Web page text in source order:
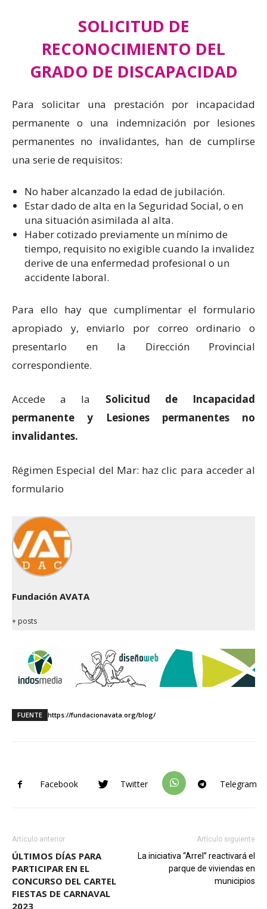
SOLICITUD DE
RECONOCIMIENTO DEL
GRADO DE DISCAPACIDAD
Para solicitar una prestación por incapacidad
permanente o una indemnización por lesiones
permanentes no invalidantes, han de cumplirse
una serie de requisitos:
No haber alcanzado la edad de jubilación.
Estar dado de alta en la Seguridad Social, o en
una situación asimilada al alta.
Haber cotizado previamente un mínimo de
tiempo, requisito no exigible cuando la invalidez
derive de una enfermedad profesional o un
accidente laboral.
Para ello hay que cumplimentar el formulario
apropiado y, enviarlo por correo ordinario o
presentarlo en la Dirección Provincial
correspondiente.
Accede a la Solicitud de Incapacidad
permanente y Lesiones permanentes no
invalidantes.
Régimen Especial del Mar: haz clic para acceder al
formulario
Fundación AVATA
+ posts
FUENTE https://fundacionavata.org/blog/
Facebook Twitter Telegram
Artículo anterior
ÚLTIMOS DÍAS PARA
PARTICIPAR EN EL
CONCURSO DEL CARTEL
FIESTAS DE CARNAVAL
2023
Artículo siguiente
La iniciativa “Arrel” reactivará el
parque de viviendas en
municipios